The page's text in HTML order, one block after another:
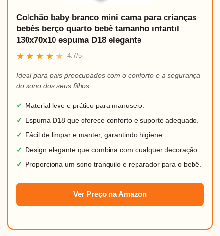
Colchão baby branco mini cama para crianças
bebês berço quarto bebê tamanho infantil
130x70x10 espuma D18 elegante
★ ★ ★ ★ ★ 4.7/5
Ideal para pais preocupados com o conforto e a segurança
do sono dos seus filhos.
✓
Material leve e prático para manuseio.
✓
Espuma D18 que oferece conforto e suporte adequado.
✓
Fácil de limpar e manter, garantindo higiene.
✓
Design elegante que combina com qualquer decoração.
✓
Proporciona um sono tranquilo e reparador para o bebê.
Ver Preço na Amazon